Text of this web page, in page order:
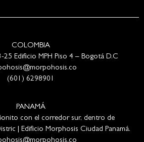
COLOMBIA
Edificio MPH Piso 4 – Bogotá D.C
(601) 6298901
PANAMÁ
con el corredor sur, dentro de
| Edificio Morphosis Ciudad Panamá.